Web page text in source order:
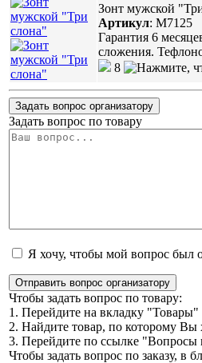
Зонт мужской
Артикул: М7125
Гарантия 6
сложения.
8
Задать вопрос организатору
Задать вопрос по товару
Я хочу, чтобы мой вопрос был
Отправить вопрос организатору
Чтобы задать вопрос по товару:
1. Перейдите на вкладку "Товары"
2. Найдите товар, по которому Вы
3. Перейдите по ссылке "Вопросы
Чтобы задать вопрос по заказу, в